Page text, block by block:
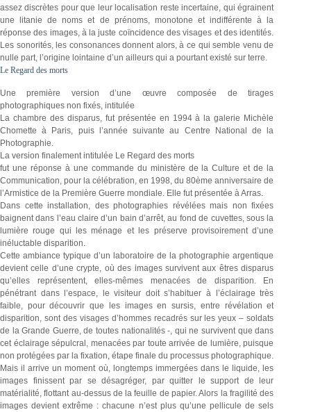
assez discrètes pour que leur localisation reste incertaine, qui égrainent
une litanie de noms et de prénoms, monotone et indifférente à la
réponse des images, à la juste coïncidence des visages et des identités.
Les sonorités, les consonances donnent alors, à ce qui semble venu de
nulle part, l’origine lointaine d’un ailleurs qui a pourtant existé sur terre.
Le Regard des morts
Une première version d’une œuvre composée de tirages
photographiques non fixés, intitulée
La chambre des disparus, fut présentée en 1994 à la galerie Michèle
Chomette à Paris, puis l’année suivante au Centre National de la
Photographie.
La version finalement intitulée Le Regard des morts
fut une réponse à une commande du ministère de la Culture et de la
Communication, pour la célébration, en 1998, du 80ème anniversaire de
l’Armistice de la Première Guerre mondiale. Elle fut présentée à Arras.
Dans cette installation, des photographies révélées mais non fixées
baignent dans l’eau claire d’un bain d’arrêt, au fond de cuvettes, sous la
lumière rouge qui les ménage et les préserve provisoirement d’une
inéluctable disparition.
Cette ambiance typique d’un laboratoire de la photographie argentique
devient celle d’une crypte, où des images survivent aux êtres disparus
qu’elles représentent, elles-mêmes menacées de disparition. En
pénétrant dans l’espace, le visiteur doit s’habituer à l’éclairage très
faible, pour découvrir que les images en sursis, entre révélation et
disparition, sont des visages d’hommes recadrés sur les yeux – soldats
de la Grande Guerre, de toutes nationalités -, qui ne survivent que dans
cet éclairage sépulcral, menacées par toute arrivée de lumière, puisque
non protégées par la fixation, étape finale du processus photographique.
Mais il arrive un moment où, longtemps immergées dans le liquide, les
images finissent par se désagréger, par quitter le support de leur
matérialité, flottant au-dessus de la feuille de papier. Alors la fragilité des
images devient extrême : chacune n’est plus qu’une pellicule de sels